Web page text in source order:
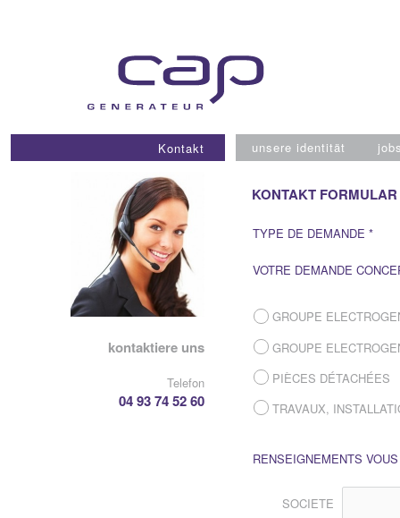
Kontakt unsere identität
kontaktiere uns
Telefon
04 93 74 52 60
KONTAKT FORMULAR
TYPE DE DEMANDE *
VOTRE DEMANDE
GROUPE
GROUPE
PIÈCES DÉTACHÉES
TRAVAUX,
RENSEIGNEMENTS
SOCIETE